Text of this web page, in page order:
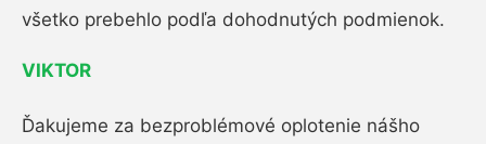
všetko prebehlo podľa dohodnutých podmienok.
VIKTOR
Ďakujeme za bezproblémové oplotenie nášho